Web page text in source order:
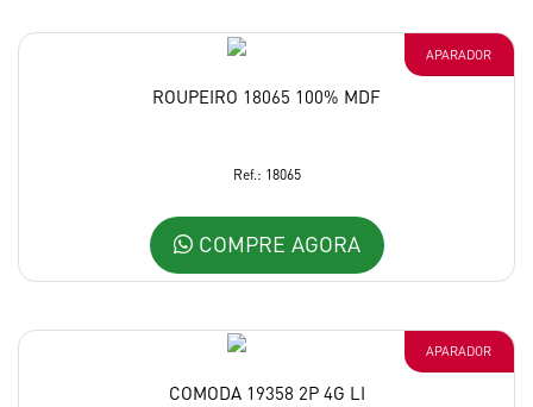
APARADOR
ROUPEIRO 18065 100% MDF
Ref.: 18065
COMPRE AGORA
APARADOR
COMODA 19358 2P 4G LI